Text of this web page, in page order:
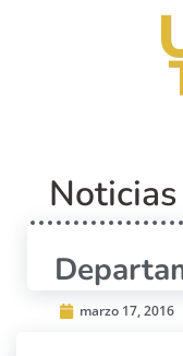
Noticias
marzo 17, 2016